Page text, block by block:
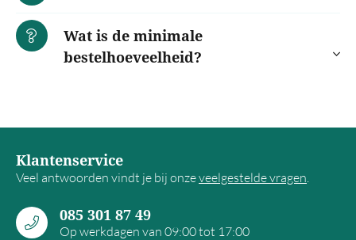
Wat is de minimale
bestelhoeveelheid?
Klantenservice
Veel antwoorden vindt je bij onzeveelgestelde vragen.
085 301 87 49
Op werkdagen van 09:00 tot 17:00